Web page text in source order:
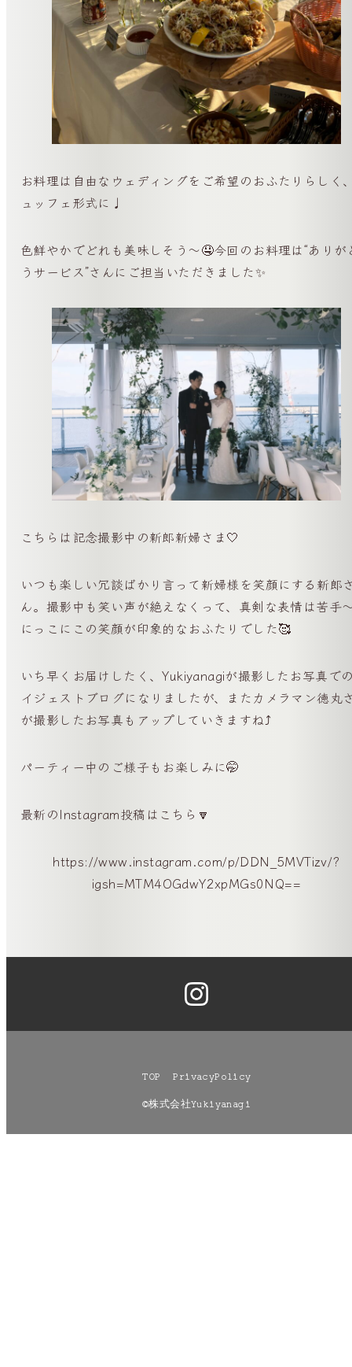
お料理は自由なウェディングをご希望のおふたりらしく
ュッフェ形式に♩
色鮮やかでどれも美味しそう〜🤤今回のお料理は“ありが
うサービス”さんにご担当いただきました✨
こちらは記念撮影中の新郎新婦さま🤍
いつも楽しい冗談ばかり言って新婦様を笑顔にする新郎
ん。撮影中も笑い声が絶えなくって、真剣な表情は苦手
にっこにこの笑顔が印象的なおふたりでした🥰
いち早くお届けしたく、Yukiyanagiが撮影したお写真で
イジェストブログになりましたが、またカメラマン徳丸
が撮影したお写真もアップしていきますね⤴️
パーティー中のご様子もお楽しみに🤭
最新のInstagram投稿はこちら🔽
https://www.instagram.com/p/DDN_5MVTizv/?
igsh=MTM4OGdwY2xpMGs0NQ==
TOP PrivacyPolicy
©株式会社Yukiyanagi